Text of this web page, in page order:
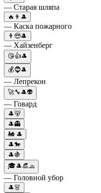
— Старая шляпа
🔥👨🎩
— Каска пожарного
👨😎🎩
— Хайзенберг
😘👍🎩
💰🧔🎩
— Лепрекон
🚀🔧🎩👽
— Говард
🎩🐻
🎩👻
🚂 🎩
🎩🐎
🎩🍇
🎓🎩👒🧢
— Головной убор
🎩👗